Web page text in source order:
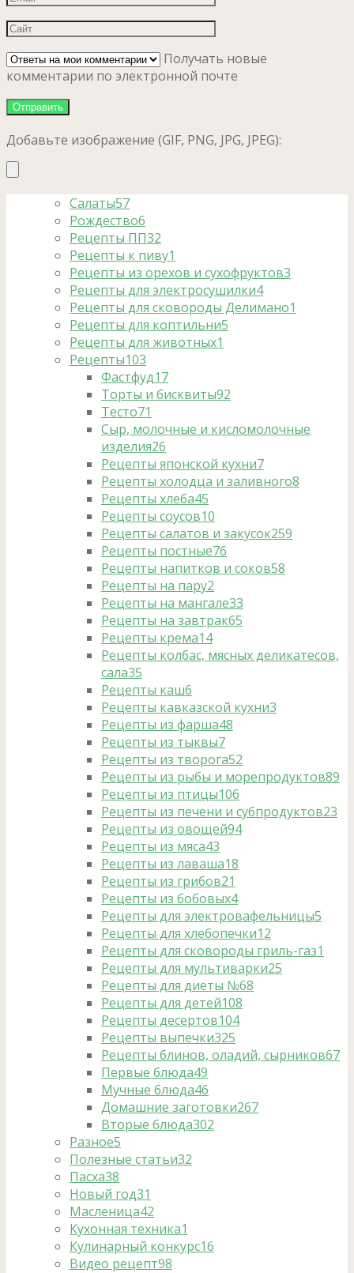
Получать новые
комментарии по электронной почте
Добавьте изображение (GIF, PNG, JPG, JPEG):
Салаты57
Рождество6
Рецепты ПП32
Рецепты к пиву1
Рецепты из орехов и сухофруктов3
Рецепты для электросушилки4
Рецепты для сковороды Делимано1
Рецепты для коптильни5
Рецепты для животных1
Рецепты103
Фастфуд17
Торты и бисквиты92
Тесто71
Сыр, молочные и кисломолочные
изделия26
Рецепты японской кухни7
Рецепты холодца и заливного8
Рецепты хлеба45
Рецепты соусов10
Рецепты салатов и закусок259
Рецепты постные76
Рецепты напитков и соков58
Рецепты на пару2
Рецепты на мангале33
Рецепты на завтрак65
Рецепты крема14
Рецепты колбас, мясных деликатесов,
сала35
Рецепты каш6
Рецепты кавказской кухни3
Рецепты из фарша48
Рецепты из тыквы7
Рецепты из творога52
Рецепты из рыбы и морепродуктов89
Рецепты из птицы106
Рецепты из печени и субпродуктов23
Рецепты из овощей94
Рецепты из мяса43
Рецепты из лаваша18
Рецепты из грибов21
Рецепты из бобовых4
Рецепты для электровафельницы5
Рецепты для хлебопечки12
Рецепты для сковороды гриль-газ1
Рецепты для мультиварки25
Рецепты для диеты №68
Рецепты для детей108
Рецепты десертов104
Рецепты выпечки325
Рецепты блинов, оладий, сырников67
Первые блюда49
Мучные блюда46
Домашние заготовки267
Вторые блюда302
Разное5
Полезные статьи32
Пасха38
Новый год31
Масленица42
Кухонная техника1
Кулинарный конкурс16
Видео рецепт98